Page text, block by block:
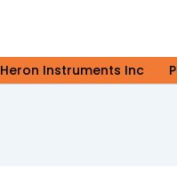
Heron Instruments Inc